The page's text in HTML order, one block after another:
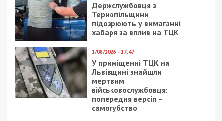
СУСПІЛЬСТВО